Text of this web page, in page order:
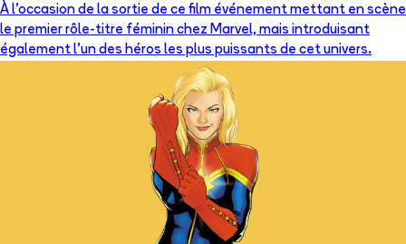
À l’occasion de la sortie de ce film événement mettant en scène
le premier rôle-titre féminin chez Marvel, mais introduisant
également l’un des héros les plus puissants de cet univers.